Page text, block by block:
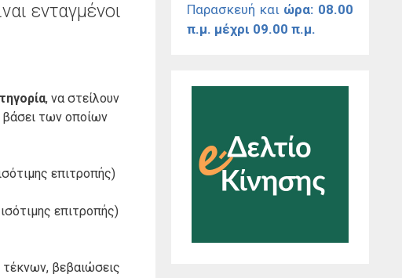
ενταγμένοι
, να στείλουν
βάσει των οποίων
επιτροπής)
επιτροπής)
τέκνων, βεβαιώσεις
Παρασκευή και ώρα: 08.00
π.μ. μέχρι 09.00 π.μ.